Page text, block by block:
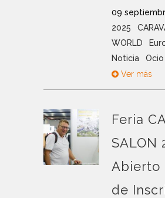
09
2025
WORLD
Noticia
Ver más
Feria
SALON
Abierto
de